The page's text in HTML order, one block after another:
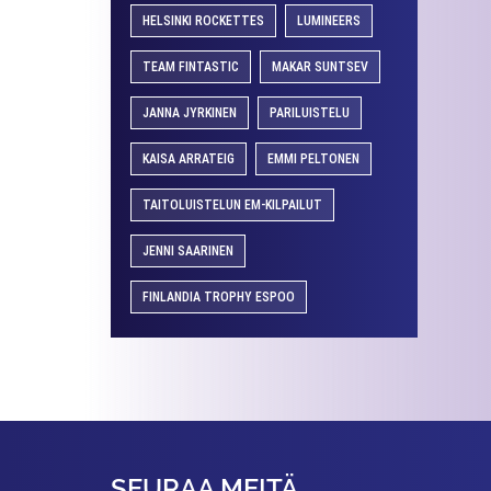
HELSINKI ROCKETTES LUMINEERS
TEAM FINTASTIC MAKAR SUNTSEV
JANNA JYRKINEN PARILUISTELU
KAISA ARRATEIG EMMI PELTONEN
TAITOLUISTELUN EM-KILPAILUT
JENNI SAARINEN
FINLANDIA TROPHY ESPOO